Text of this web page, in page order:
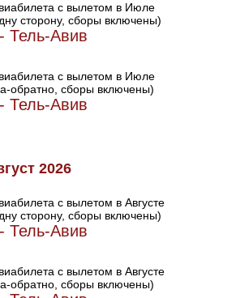
с вылетом в Июле
сторону, сборы включены)
Тель-Авив
с вылетом в Июле
обратно, сборы включены)
Тель-Авив
2026
с вылетом в Августе
сторону, сборы включены)
Тель-Авив
с вылетом в Августе
обратно, сборы включены)